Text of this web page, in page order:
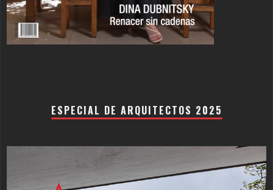
ESPECIAL DE ARQUITECTOS 2025